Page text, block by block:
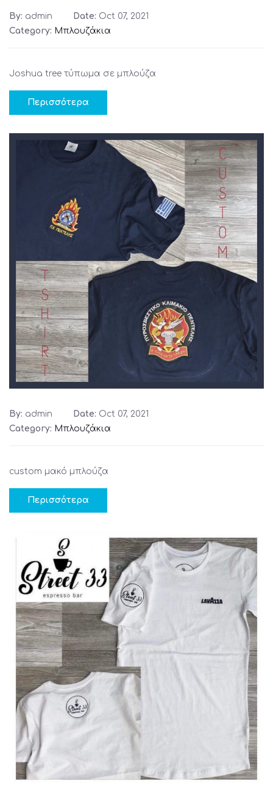
By: admin Date: Oct 07, 2021
Category: Μπλουζάκια
Joshua tree τύπωμα σε μπλούζα
Περισσότερα
By: admin Date: Oct 07, 2021
Category: Μπλουζάκια
custom μακό μπλούζα
Περισσότερα